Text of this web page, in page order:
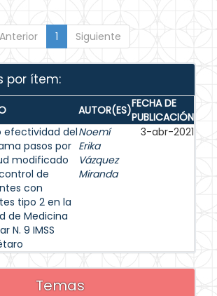
Anterior 1 Siguiente
por ítem:
AUTOR(ES)FECHA DE
PUBLICACIÓN
efectividad del
pasos por
modificado
de
con
tipo 2 en la
de Medicina
N. 9 IMSS
Noemí
Erika
Vázquez
Miranda
3-abr-2021
Temas